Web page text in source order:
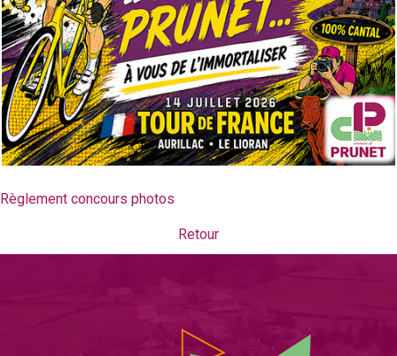
Règlement concours photos
Retour